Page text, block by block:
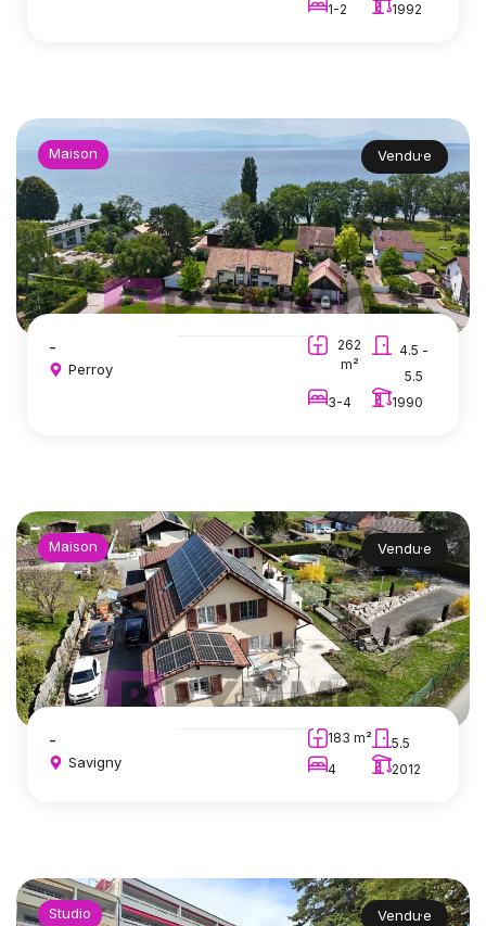
1-2
1992
Maison Vendu·e
-
Perroy
262
m²
4.5 -
5.5
3-4
1990
Maison Vendu·e
-
Savigny
183 m²
5.5
4
2012
Studio Vendu·e